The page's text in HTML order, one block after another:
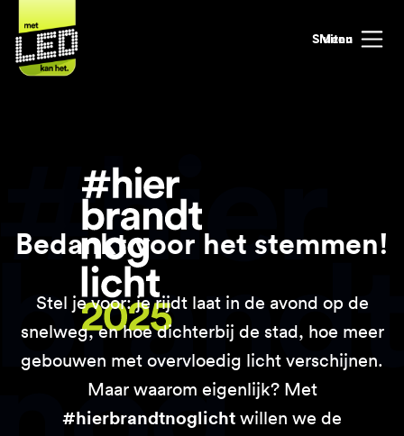
Sluiten
Menu
Bedankt voor het stemmen!
Stel je voor: je rijdt laat in de avond op de
snelweg, en hoe dichterbij de stad, hoe meer
gebouwen met overvloedig licht verschijnen.
Maar waarom eigenlijk? Met
#hierbrandtnoglichtwillen we de